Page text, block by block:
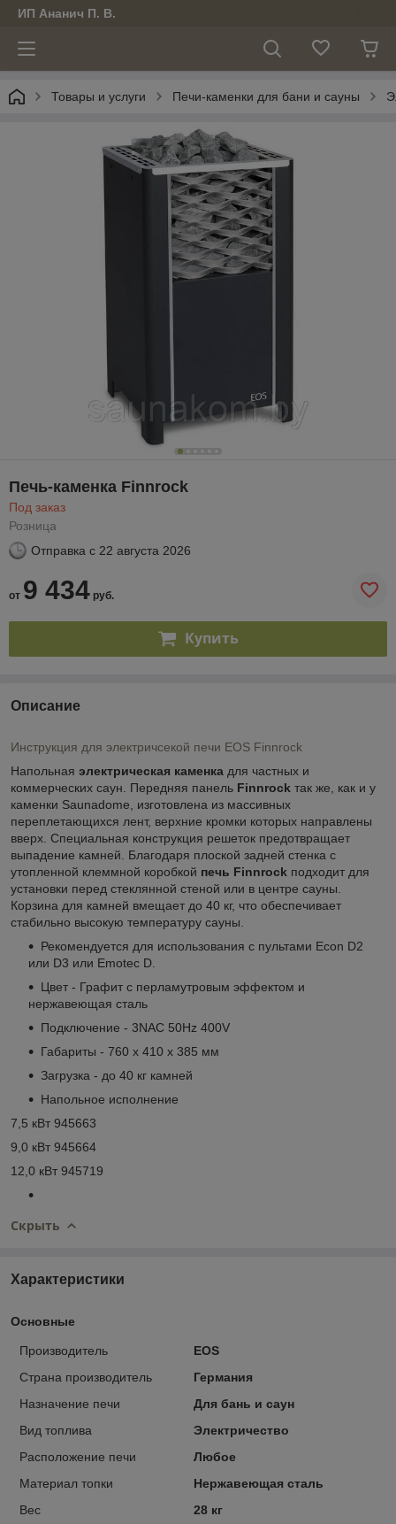
ИП Ананич П. В.
Товары и услуги Печи-каменки для бани и сауны
Печь-каменка Finnrock
Под заказ
Розница
Отправка с 22 августа 2026
от 9 434 руб.
Купить
Описание
Инструкция для электричсекой печи EOS Finnrock
Напольная электрическая каменка для частных и
коммерческих саун. Передняя панель Finnrock так же, как и у
каменки Saunadome, изготовлена из массивных
переплетающихся лент, верхние кромки которых направлены
вверх. Специальная конструкция решеток предотвращает
выпадение камней. Благодаря плоской задней стенка с
утопленной клеммной коробкой печь Finnrock подходит для
установки перед стеклянной стеной или в центре сауны.
Корзина для камней вмещает до 40 кг, что обеспечивает
стабильно высокую температуру сауны.
Рекомендуется для использования с пультами Econ D2
или D3 или Emotec D.
Цвет - Графит с перламутровым эффектом и
нержавеющая сталь
Подключение - 3NAC 50Hz 400V
Габариты - 760 х 410 х 385 мм
Загрузка - до 40 кг камней
Напольное исполнение
7,5 кВт 945663
9,0 кВт 945664
12,0 кВт 945719
Скрыть
Характеристики
Основные
Производитель
EOS
Страна производитель
Германия
Назначение печи
Для бань и саун
Вид топлива
Электричество
Расположение печи
Любое
Материал топки
Нержавеющая сталь
Вес
28 кг